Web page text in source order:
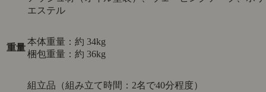
エステル
重量
本体重量：約 34kg
梱包重量：約 36kg
組立品（組み立て時間：2名で40分程度）